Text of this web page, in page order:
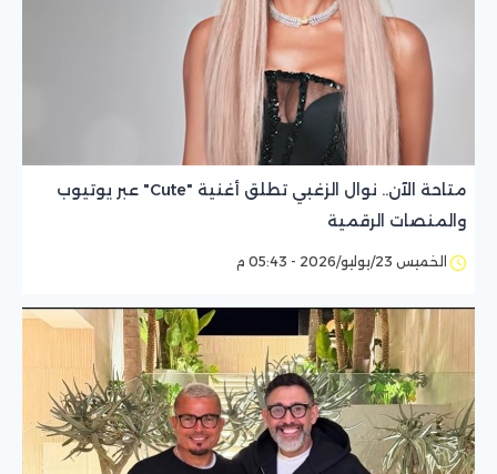
متاحة الآن.. نوال الزغبي تطلق أغنية "Cute" عبر يوتيوب
والمنصات الرقمية
الخميس 23/يوليو/2026 - 05:43 م